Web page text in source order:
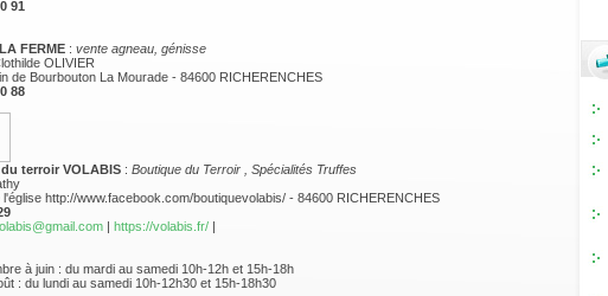
91
FERME : vente agneau, génisse
OLIVIER
de Bourbouton La Mourade - 84600 RICHERENCHES
88
terroir VOLABIS : Boutique du Terroir , Spécialités Truffes
l'église http://www.facebook.com/boutiquevolabis/ - 84600 RICHERENCHES
| https://volabis.fr/ |
à juin : du mardi au samedi 10h-12h et 15h-18h
: du lundi au samedi 10h-12h30 et 15h-18h30